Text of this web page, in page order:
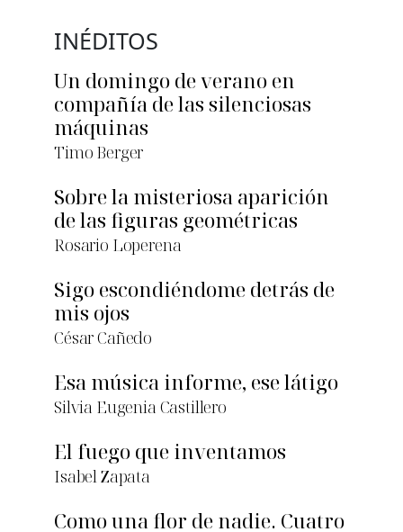
INÉDITOS
Un domingo de verano en
compañía de las silenciosas
máquinas
Timo Berger
Sobre la misteriosa aparición
de las figuras geométricas
Rosario Loperena
Sigo escondiéndome detrás de
mis ojos
César Cañedo
Esa música informe, ese látigo
Silvia Eugenia Castillero
El fuego que inventamos
Isabel Zapata
Como una flor de nadie. Cuatro